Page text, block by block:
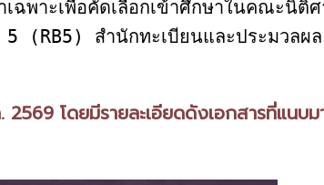
5 (RB5) สำนักทะเบียนและประมวลผล
โดยมีรายละเอียดดังเอกสารที่แนบ